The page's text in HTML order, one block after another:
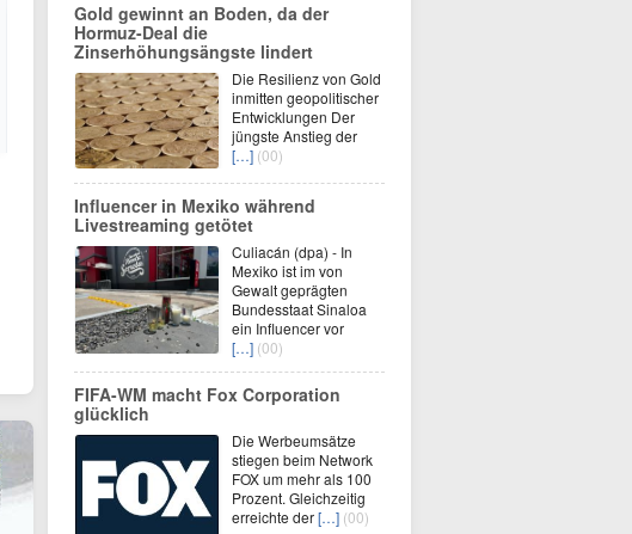
Gold gewinnt an Boden, da der
Hormuz-Deal die
Zinserhöhungsängste lindert
Die Resilienz von Gold
inmitten geopolitischer
Entwicklungen Der
jüngste Anstieg der
[…] (00)
Influencer in Mexiko während
Livestreaming getötet
Culiacán (dpa) - In
Mexiko ist im von
Gewalt geprägten
Bundesstaat Sinaloa
ein Influencer vor
[…] (00)
FIFA-WM macht Fox Corporation
glücklich
Die Werbeumsätze
stiegen beim Network
FOX um mehr als 100
Prozent. Gleichzeitig
erreichte der[…] (00)